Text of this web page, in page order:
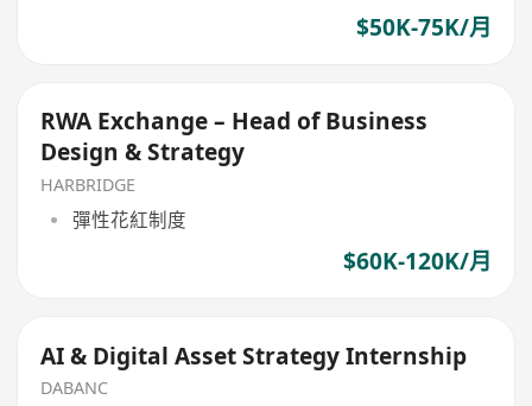
$50K-75K/月
RWA Exchange – Head of Business
Design & Strategy
HARBRIDGE
彈性花紅制度
$60K-120K/月
AI & Digital Asset Strategy Internship
DABANC